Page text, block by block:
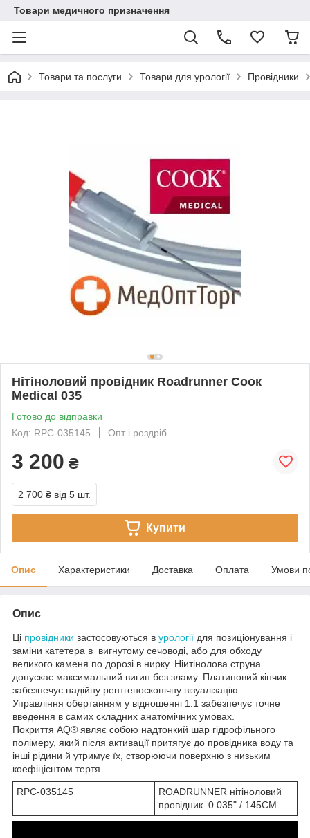
Товари медичного призначення
Товари та послуги Товари для урології Провідники
Нітіноловий провідник Roadrunner Соок
Medical 035
Готово до відправки
Код: RPC-035145
Опт і роздріб
3 200 ₴
2 700 ₴ від 5 шт.
Купити
Опис Характеристики Доставка Оплата Умови
Опис
Ці провідники застосовуються в урології для позиціонування і
заміни катетера в вигнутому сечоводі, або для обходу
великого каменя по дорозі в нирку. Ніитінолова струна
допускає максимальний вигин без зламу. Платиновий кінчик
забезпечує надійну рентгеноскопічну візуалізацію.
Управління обертанням у відношенні 1:1 забезпечує точне
введення в самих складних анатомічних умовах.
Покриття AQ® являє собою надтонкий шар гідрофільного
полімеру, який після активації притягує до провідника воду та
інші рідини й утримує їх, створюючи поверхню з низьким
коефіцієнтом тертя.
RPC-035145
ROADRUNNER нітіноловий
провідник. 0.035" / 145CM